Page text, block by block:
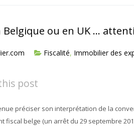
ou en UK …
Fiscalité, Immobilier des
post
préciser son interprétation de la
fiscal belge (un arrêt du 29 septembre